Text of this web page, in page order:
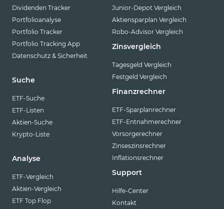
Dividenden Tracker
Portfolioanalyse
Portfolio Tracker
Portfolio Tracking App
Datenschutz & Sicherheit
Suche
ETF-Suche
ETF-Listen
Aktien-Suche
Krypto-Liste
Analyse
ETF-Vergleich
Aktien-Vergleich
ETF Top Flop
Junior-Depot Vergleich
Aktiensparplan Vergleich
Robo-Advisor Vergleich
Zinsvergleich
Tagesgeld Vergleich
Festgeld Vergleich
Finanzrechner
ETF-Sparplanrechner
ETF-Entnahmerechner
Vorsorgerechner
Zinseszinsrechner
Inflationsrechner
Support
Hilfe-Center
Kontakt